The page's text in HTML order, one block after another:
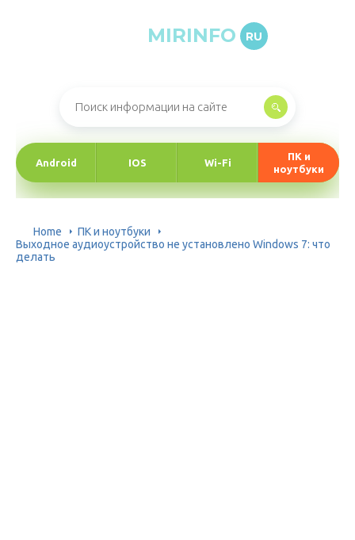
MIRINFO RU
Android IOS Wi-Fi
ПК и
ноутбуки
Home
ПК и ноутбуки
Выходное аудиоустройство не установлено Windows 7: что
делать